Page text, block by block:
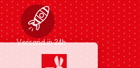
Versand in 24h